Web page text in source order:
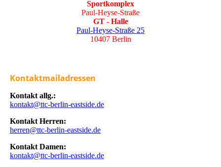
Sportkomplex
Paul-Heyse-Straße
GT - Halle
Paul-Heyse-Straße 25
10407 Berlin
Kontaktmailadressen
Kontakt allg.:
kontakt@ttc-berlin-eastside.de
Kontakt Herren:
herren@ttc-berlin-eastside.de
Kontakt Damen:
kontakt@ttc-berlin-eastside.de